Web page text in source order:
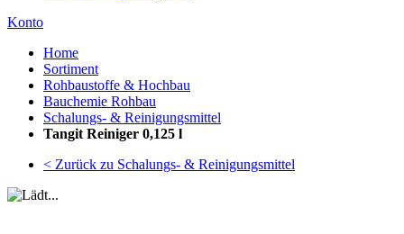
Konto
Home
Sortiment
Rohbaustoffe & Hochbau
Bauchemie Rohbau
Schalungs- & Reinigungsmittel
Tangit Reiniger 0,125 l
< Zurück zu Schalungs- & Reinigungsmittel